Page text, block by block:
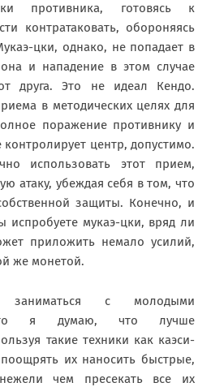
противника, готовясь к
контратаковать, обороняясь
цки, однако, не попадает в
и нападение в этом случае
друга. Это не идеал Кендо.
в методических целях для
поражение противнику и
контролирует центр, допустимо.
использовать этот прием,
атаку, убеждая себя в том, что
защиты. Конечно, и
испробуете мукаэ-цки, вряд ли
приложить немало усилий,
же монетой.
с молодыми
то я думаю, что лучше
такие техники как каэси-
их наносить быстрые,
чем пресекать все их